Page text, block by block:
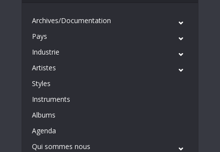
Archives/Documentation
Pays
Industrie
Artistes
Styles
Instruments
Albums
Agenda
Qui sommes nous